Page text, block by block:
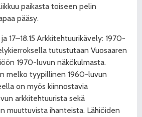
paikasta toiseen pelin
pääsy.
ja 17–18.15 Arkkitehtuurikävely: 1970-
tutustutaan Vuosaaren
1970-luvun näkökulmasta.
melko tyypillinen 1960-luvun
on myös kiinnostavia
arkkitehtuurista sekä
muuttuvista ihanteista. Lähiöiden